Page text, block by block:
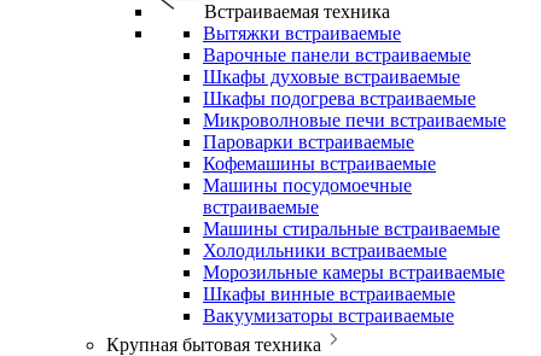
Встраиваемая техника
Вытяжки встраиваемые
Варочные панели встраиваемые
Шкафы духовые встраиваемые
Шкафы подогрева встраиваемые
Микроволновые печи встраиваемые
Пароварки встраиваемые
Кофемашины встраиваемые
Машины посудомоечные
встраиваемые
Машины стиральные встраиваемые
Холодильники встраиваемые
Морозильные камеры встраиваемые
Шкафы винные встраиваемые
Вакуумизаторы встраиваемые
Крупная бытовая техника